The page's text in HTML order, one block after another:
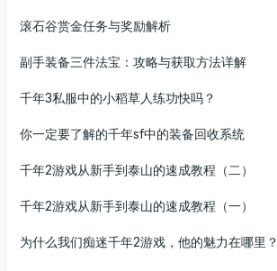
滚石谷赏金任务与奖励解析
副手装备三件法宝：攻略与获取方法详解
千年3私服中的小稻草人练功快吗？
你一定要了解的千年sf中的装备回收系统
千年2游戏从新手到泰山的速成教程（二）
千年2游戏从新手到泰山的速成教程（一）
为什么我们痴迷千年2游戏，他的魅力在哪里？